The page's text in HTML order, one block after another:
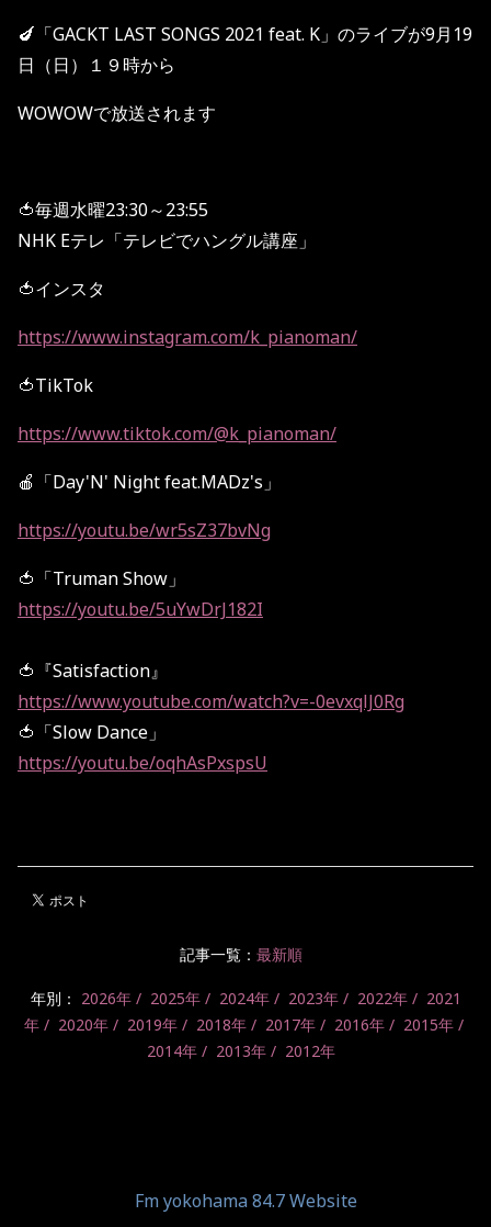
🍆「GACKT LAST SONGS 2021 feat. K」のライブが9月 19
日（日）１９時から
WOWOWで放送されます
🍅毎週水曜23:30～23:55
NHK Eテレ「テレビでハングル講座」
🍅インスタ
https://www.instagram.com/k_pianoman/
🍅TikTok
https://www.tiktok.com/@k_pianoman/
🍎「Day'N' Night feat.MADz's」
https://youtu.be/wr5sZ37bvNg
🍅「Truman Show」
https://youtu.be/5uYwDrJ182I
🍅『Satisfaction』
https://www.youtube.com/watch?v=-0evxqlJ0Rg
🍅「Slow Dance」
https://youtu.be/oqhAsPxspsU
記事一覧： 最新順
年別： 2026年 2025年 2024年 2023年 2022年
2021
年
2020年 2019年 2018年 2017年 2016年
2015年
2014年
2013年 2012年
Fm yokohama 84.7 Website